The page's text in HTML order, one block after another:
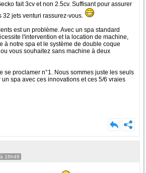
fait 3cv et non 2.5cv. Suffisant pour assurer
32 jets venturi rassurez-vous.
est un problème. Avec un spa standard
l'intervention et la location de machine,
à notre spa et le système de double coque
vous souhaitez sans machine à deux
se proclamer n°1. Nous sommes juste les seuls
spa avec ces innovations et ces 5/6 vraies
16h49